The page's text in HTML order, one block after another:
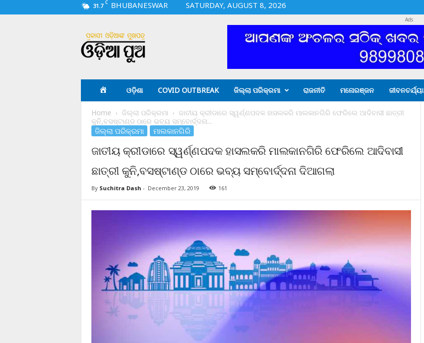
31.7 C BHUBANESWAR
SATURDAY, AUGUST 8, 2026
i
a
Ads
ଓଡ଼ିଶା COVID OUTBREAK ଜିଲ୍ଲା ପରିକ୍ରମା ରାଜନୀତି ମନୋରଞ୍ଜନ ଜୀବନଚର୍ଯ୍ୟା
Home ଜିଲ୍ଲା ପରିକ୍ରମା
ଜାତୀୟ କ୍ରୀଡାରେ ସ୍ୱର୍ଣ୍ଣପଦକ ହାସଲକରି ମାଲକାନଗିରି ଫେରିଲେ ଆଦିବାସୀ ଛାତ୍ରୀ
କୁନି,ବସଷ୍ଟାଣ୍ଡ ଠାରେ ଭବ୍ୟ ସମ୍ବୋର୍ଦ୍ଦନା...
ଜିଲ୍ଲା ପରିକ୍ରମା ମାଲକାନଗିରି
ଜାତୀୟ କ୍ରୀଡାରେ ସ୍ୱର୍ଣ୍ଣପଦକ ହାସଲକରି ମାଲକାନଗିରି ଫେରିଲେ ଆଦିବାସୀ
ଛାତ୍ରୀ କୁନି,ବସଷ୍ଟାଣ୍ଡ ଠାରେ ଭବ୍ୟ ସମ୍ବୋର୍ଦ୍ଦନା ଦିଆଗଲା
By Suchitra Dash - December 23, 2019 161